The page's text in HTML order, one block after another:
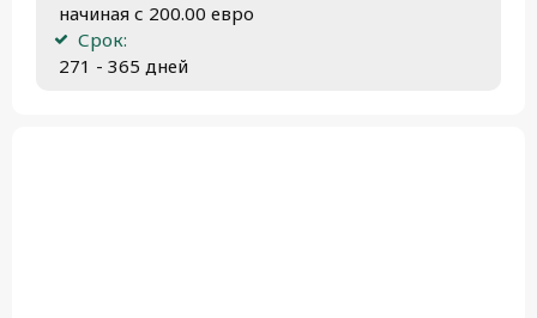
начиная с 200.00 евро
Срок:
271 - 365 дней